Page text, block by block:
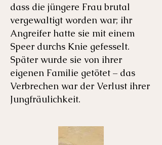
dass die jüngere Frau brutal
vergewaltigt worden war; ihr
Angreifer hatte sie mit einem
Speer durchs Knie gefesselt.
Später wurde sie von ihrer
eigenen Familie getötet – das
Verbrechen war der Verlust ihrer
Jungfräulichkeit.